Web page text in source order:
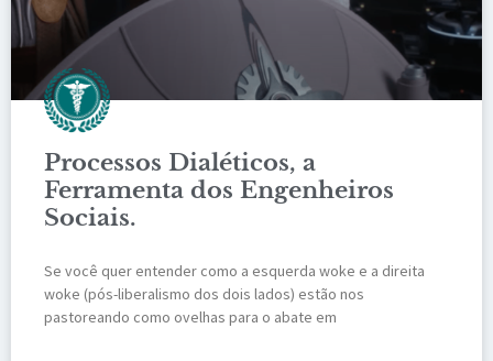
Processos Dialéticos, a
Ferramenta dos Engenheiros
Sociais.
Se você quer entender como a esquerda woke e a direita
woke (pós-liberalismo dos dois lados) estão nos
pastoreando como ovelhas para o abate em